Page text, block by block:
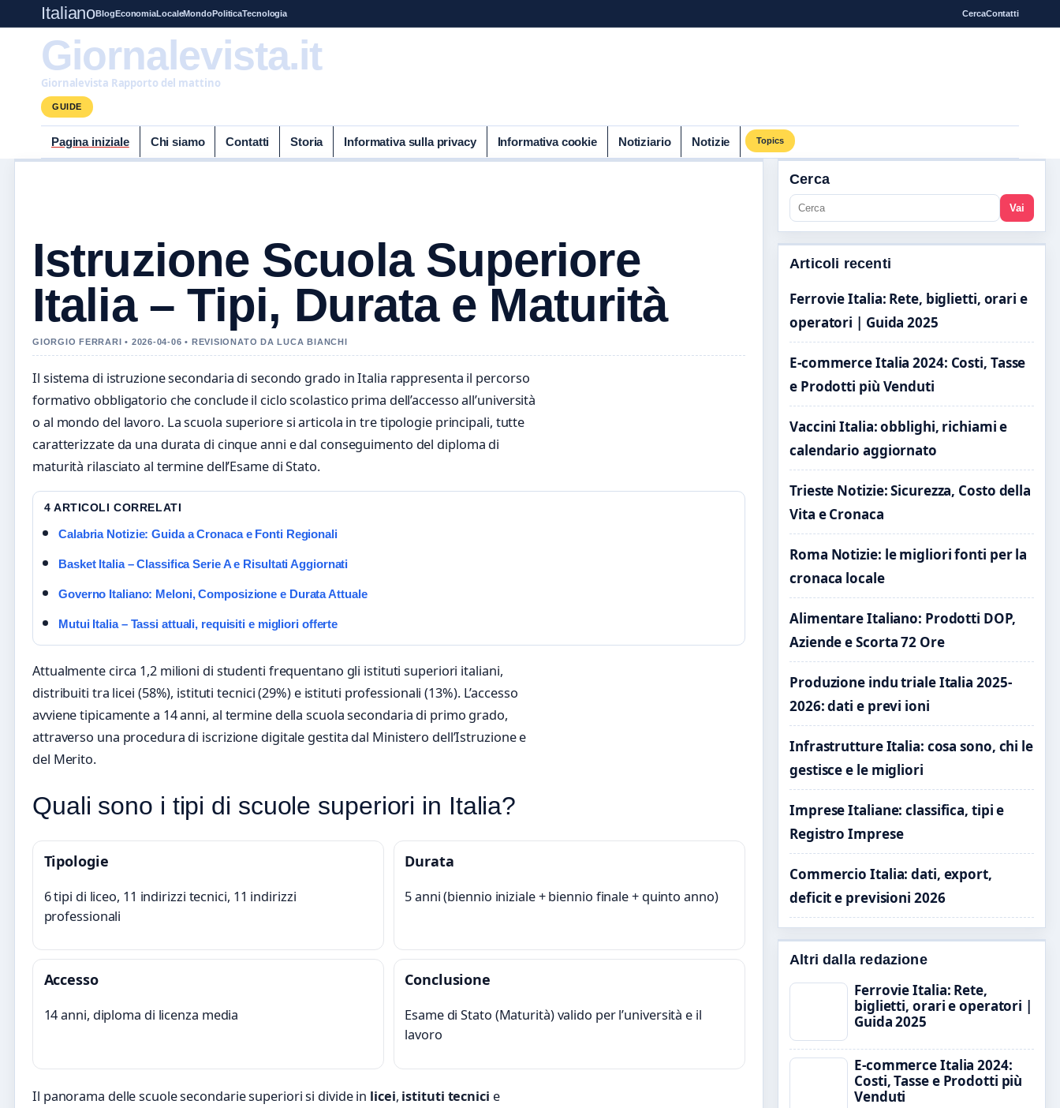
ItalianoBlogEconomiaLocaleMondoPoliticaTecnologia CercaContatti
Giornalevista.it
Giornalevista Rapporto del mattino
GUIDE
Pagina iniziale Chi siamo Contatti Storia Informativa sulla privacy Informativa cookie Notiziario Notizie Topics
Istruzione Scuola Superiore
Italia – Tipi, Durata e Maturità
GIORGIO FERRARI • 2026-04-06 • REVISIONATO DA LUCA BIANCHI
Il sistema di istruzione secondaria di secondo grado in Italia rappresenta il percorso
formativo obbligatorio che conclude il ciclo scolastico prima dell’accesso all’università
o al mondo del lavoro. La scuola superiore si articola in tre tipologie principali, tutte
caratterizzate da una durata di cinque anni e dal conseguimento del diploma di
maturità rilasciato al termine dell’Esame di Stato.
4 ARTICOLI CORRELATI
Calabria Notizie: Guida a Cronaca e Fonti Regionali
Basket Italia – Classifica Serie A e Risultati Aggiornati
Governo Italiano: Meloni, Composizione e Durata Attuale
Mutui Italia – Tassi attuali, requisiti e migliori offerte
Attualmente circa 1,2 milioni di studenti frequentano gli istituti superiori italiani,
distribuiti tra licei (58%), istituti tecnici (29%) e istituti professionali (13%). L’accesso
avviene tipicamente a 14 anni, al termine della scuola secondaria di primo grado,
attraverso una procedura di iscrizione digitale gestita dal Ministero dell’Istruzione e
del Merito.
Quali sono i tipi di scuole superiori in Italia?
Tipologie
6 tipi di liceo, 11 indirizzi tecnici, 11 indirizzi
professionali
Durata
5 anni (biennio iniziale + biennio finale + quinto anno)
Accesso
14 anni, diploma di licenza media
Conclusione
Esame di Stato (Maturità) valido per l’università e il
lavoro
Il panorama delle scuole secondarie superiori si divide in licei, istituti tecnici e
Cerca
Vai
Articoli recenti
Ferrovie Italia: Rete, biglietti, orari e
operatori | Guida 2025
E-commerce Italia 2024: Costi, Tasse
e Prodotti più Venduti
Vaccini Italia: obblighi, richiami e
calendario aggiornato
Trieste Notizie: Sicurezza, Costo della
Vita e Cronaca
Roma Notizie: le migliori fonti per la
cronaca locale
Alimentare Italiano: Prodotti DOP,
Aziende e Scorta 72 Ore
Produzione indu triale Italia 2025-
2026: dati e previ ioni
Infrastrutture Italia: cosa sono, chi le
gestisce e le migliori
Imprese Italiane: classifica, tipi e
Registro Imprese
Commercio Italia: dati, export,
deficit e previsioni 2026
Altri dalla redazione
Ferrovie Italia: Rete,
biglietti, orari e operatori |
Guida 2025
E-commerce Italia 2024:
Costi, Tasse e Prodotti più
Venduti